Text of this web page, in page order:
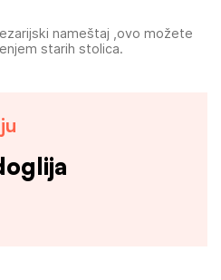
nameštaj ,ovo možete
starih stolica.